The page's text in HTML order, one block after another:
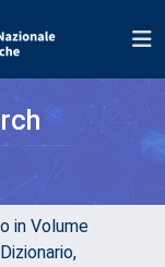
in Volume